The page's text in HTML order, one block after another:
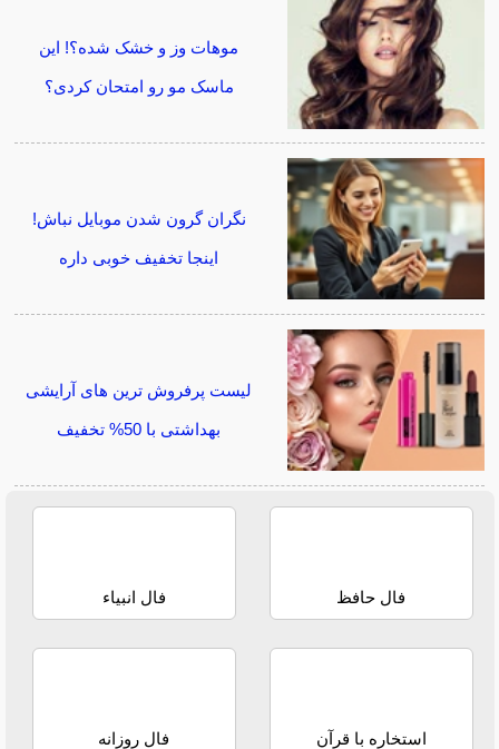
موهات وز و خشک شده؟! این
ماسک مو رو امتحان کردی؟
نگران گرون شدن موبایل نباش!
اینجا تخفیف خوبی داره
لیست پرفروش ترین های آرایشی
بهداشتی با 50% تخفیف
فال حافظ فال انبیاء
استخاره با قرآن فال روزانه